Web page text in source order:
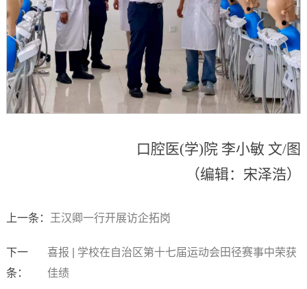
口腔医(学)院 李小敏 文/图
（编辑：宋泽浩）
上一条： 王汉卿一行开展访企拓岗
下一
条：
喜报 | 学校在自治区第十七届运动会田径赛事中荣获
佳绩